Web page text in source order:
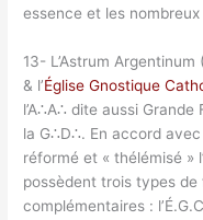
essence et les
13- L’Astrum Argentinum
& l’Église Gnostique
l’A∴A∴ dite aussi
la G∴D∴. En accord
réformé et « thélémisé »
possèdent trois types
complémentaires :